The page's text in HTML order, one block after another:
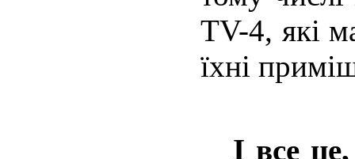
TV-4, які
їхні
І все це,